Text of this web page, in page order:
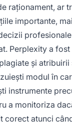
raționament, ar
importante,
Perplexity a
și atribuirii
modul în
instrumente
a monitoriza
corect atunci